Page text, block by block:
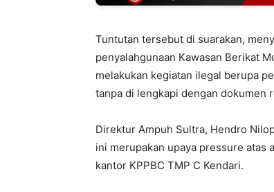
Tuntutan tersebut di suarakan,
penyalahgunaan Kawasan Berikat
melakukan kegiatan ilegal berupa
tanpa di lengkapi dengan dokumen
Direktur Ampuh Sultra, Hendro
ini merupakan upaya pressure atas
kantor KPPBC TMP C Kendari.